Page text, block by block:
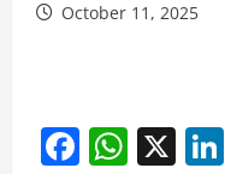
October 11, 2025
X